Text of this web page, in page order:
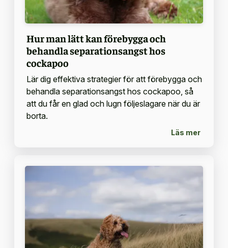
Hur man lätt kan förebygga och
behandla separationsangst hos
cockapoo
Lär dig effektiva strategier för att förebygga och
behandla separationsangst hos cockapoo, så
att du får en glad och lugn följeslagare när du är
borta.
Läs mer